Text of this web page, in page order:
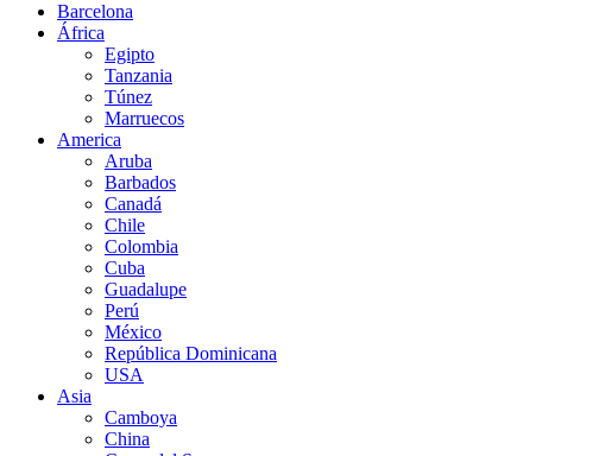
Barcelona
África
Egipto
Tanzania
Túnez
Marruecos
America
Aruba
Barbados
Canadá
Chile
Colombia
Cuba
Guadalupe
Perú
México
República Dominicana
USA
Asia
Camboya
China